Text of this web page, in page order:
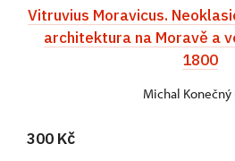
Vitruvius Moravicus.
architektura na Moravě a
1800
Michal Konečný
300 Kč